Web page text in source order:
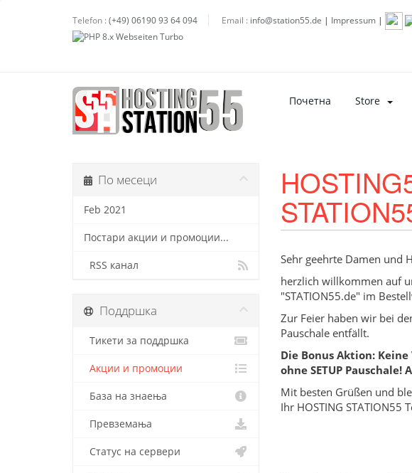
Telefon : (+49) 06190 93 64 094 Email : info@station55.de | Impressum |
Почетна Store
По месеци
Feb 2021
Постари акции и промоции...
RSS канал
Sehr geehrte Damen und
herzlich willkommen auf
"STATION55.de" im
Zur Feier haben wir bei
Pauschale entfällt.
Die Bonus Aktion: Keine
ohne SETUP Pauschale!
Mit besten Grüßen und
Ihr HOSTING STATION55
Поддршка
Тикети за поддршка
Акции и промоции
База на знаења
Превземања
Статус на сервери